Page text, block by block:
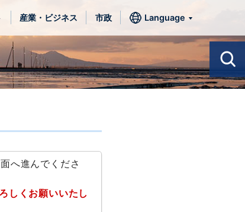
産業・ビジネス 市政 Language
へ進んでくださ
しくお願いいたし